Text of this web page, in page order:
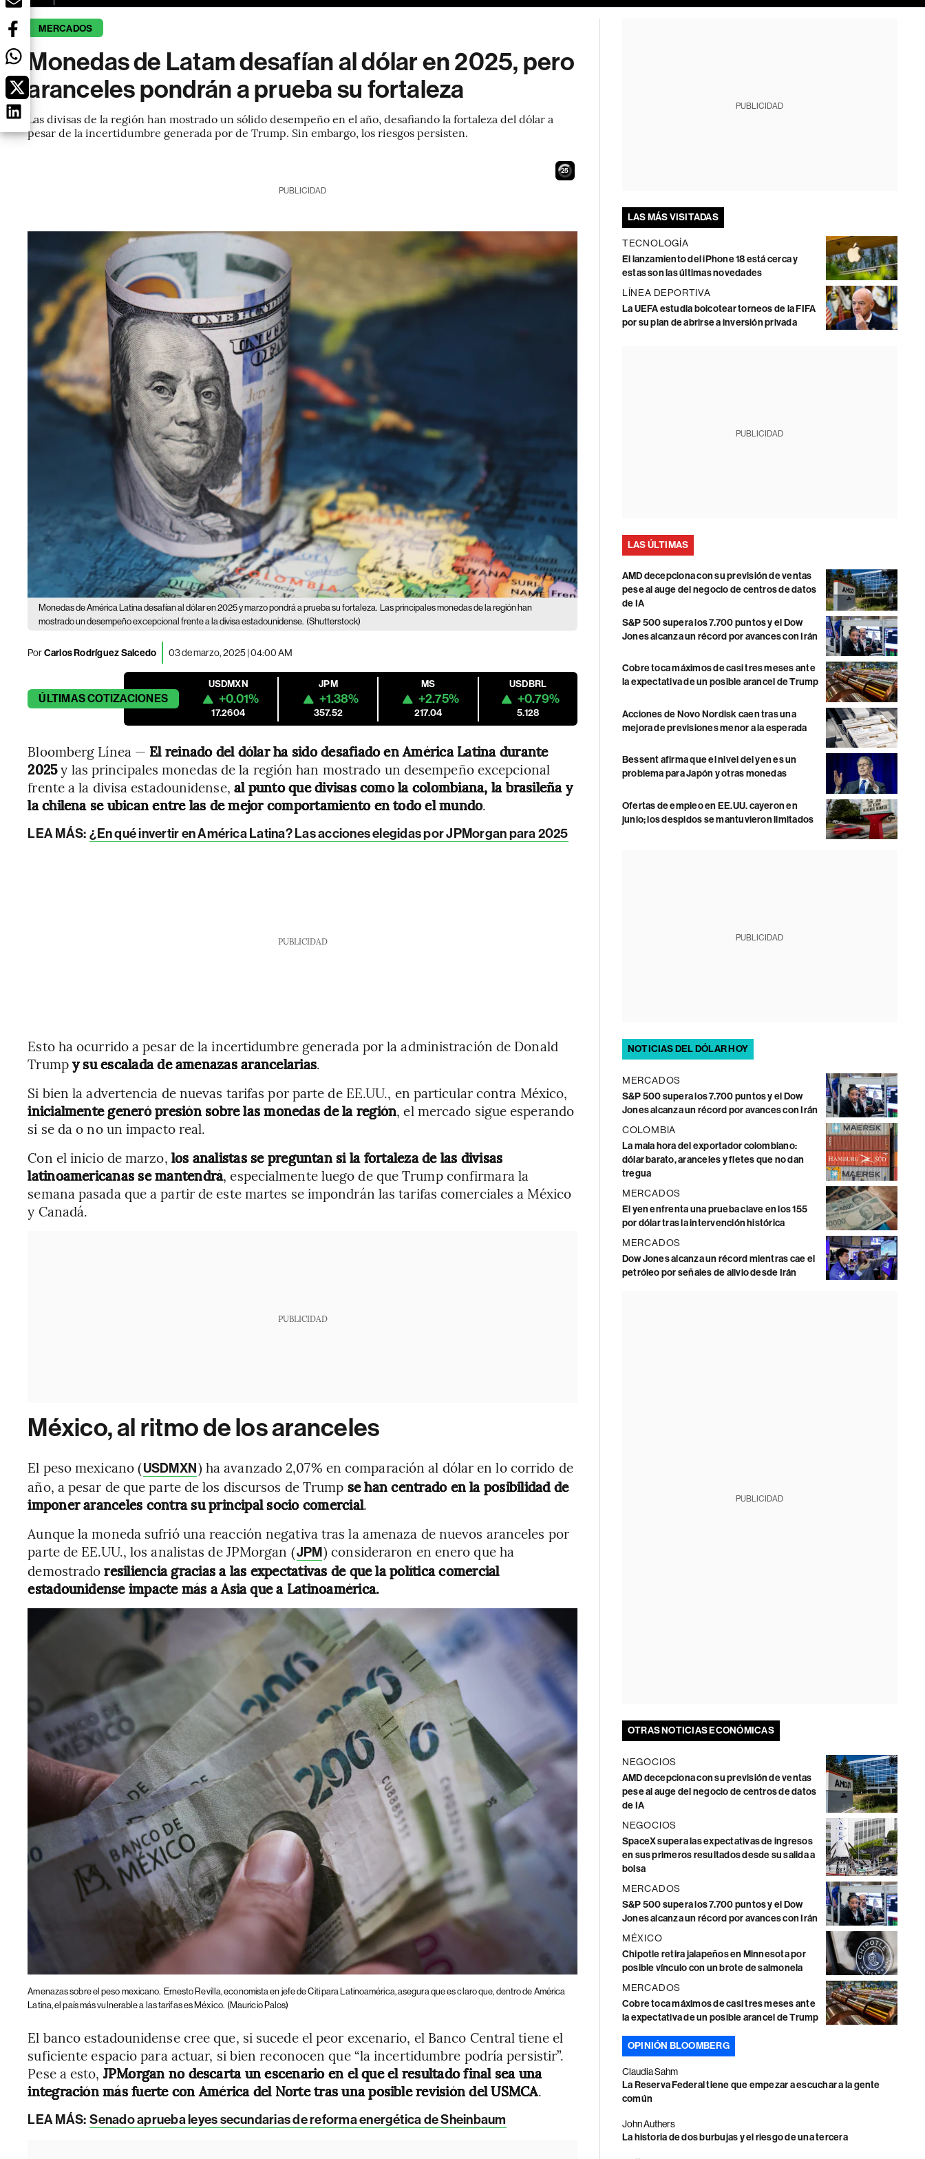
MERCADOS
Monedas de Latam desafían al dólar en 2025, pero
aranceles pondrán a prueba su fortaleza
Las divisas de la región han mostrado un sólido desempeño en el año, desafiando la fortaleza del dólar a
pesar de la incertidumbre generada por de Trump. Sin embargo, los riesgos persisten.
24
PUBLICIDAD
Monedas de América Latina desafían al dólar en 2025 y marzo pondrá a prueba su fortaleza. Las principales monedas de la región han
mostrado un desempeño excepcional frente a la divisa estadounidense. (Shutterstock)
PorCarlos Rodríguez Salcedo 03 de marzo, 2025 | 04:00 AM
ÚLTIMASCOTIZACIONES
USDMXN
+0.01%
17.2604
JPM
+1.38%
357.52
MS
+2.75%
217.04
USDBRL
+0.79%
5.128
Bloomberg Línea — El reinado del dólar ha sido desafiado en América Latina durante
2025y las principales monedas de la región han mostrado un desempeño excepcional
frente a la divisa estadounidense, al punto que divisas como la colombiana, la brasileña y
la chilena se ubican entre las de mejor comportamiento en todo el mundo.
LEA MÁS: ¿En qué invertir en América Latina? Las acciones elegidas por JPMorgan para 2025
PUBLICIDAD
Esto ha ocurrido a pesar de la incertidumbre generada por la administración de Donald
Trumpy su escalada de amenazas arancelarias.
Si bien la advertencia de nuevas tarifas por parte de EE.UU., en particular contra México,
inicialmente generó presión sobre las monedas de la región, el mercado sigue esperando
si se da o no un impacto real.
Con el inicio de marzo, los analistas se preguntan si la fortaleza de las divisas
latinoamericanas se mantendrá, especialmente luego de que Trump confirmara la
semana pasada que a partir de este martes se impondrán las tarifas comerciales a México
y Canadá.
PUBLICIDAD
México, al ritmo de los aranceles
El peso mexicano (USDMXN) ha avanzado 2,07% en comparación al dólar en lo corrido de
año, a pesar de que parte de los discursos de Trump se han centrado en la posibilidad de
imponer aranceles contra su principal socio comercial.
Aunque la moneda sufrió una reacción negativa tras la amenaza de nuevos aranceles por
parte de EE.UU., los analistas de JPMorgan (JPM) consideraron en enero que ha
demostradoresiliencia gracias a las expectativas de que la política comercial
estadounidense impacte más a Asia que a Latinoamérica​.
Amenazas sobre el peso mexicano. Ernesto Revilla, economista en jefe de Citi para Latinoamérica, asegura que es claro que, dentro de América
Latina, el país más vulnerable a las tarifas es México. (Mauricio Palos)
El banco estadounidense cree que, si sucede el peor excenario, el Banco Central tiene el
suficiente espacio para actuar, si bien reconocen que “la incertidumbre podría persistir”.
Pese a esto, JPMorgan no descarta un escenario en el que el resultado final sea una
integración más fuerte con América del Norte tras una posible revisión del USMCA.
LEA MÁS: Senado aprueba leyes secundarias de reforma energética de Sheinbaum
PUBLICIDAD
LAS MÁS VISITADAS
TECNOLOGÍA
El lanzamiento del iPhone 18 está cerca y
estas son las últimas novedades
LÍNEA DEPORTIVA
La UEFA estudia boicotear torneos de la FIFA
por su plan de abrirse a inversión privada
PUBLICIDAD
LAS ÚLTIMAS
AMD decepciona con su previsión de ventas
pese al auge del negocio de centros de datos
de IA
S&P 500 supera los 7.700 puntos y el Dow
Jones alcanza un récord por avances con Irán
Cobre toca máximos de casi tres meses ante
la expectativa de un posible arancel de Trump
Acciones de Novo Nordisk caen tras una
mejora de previsiones menor a la esperada
Bessent afirma que el nivel del yen es un
problema para Japón y otras monedas
Ofertas de empleo en EE.UU. cayeron en
junio; los despidos se mantuvieron limitados
PUBLICIDAD
NOTICIAS DEL DÓLAR HOY
MERCADOS
S&P 500 supera los 7.700 puntos y el Dow
Jones alcanza un récord por avances con Irán
COLOMBIA
La mala hora del exportador colombiano:
dólar barato, aranceles y fletes que no dan
tregua
MERCADOS
El yen enfrenta una prueba clave en los 155
por dólar tras la intervención histórica
MERCADOS
Dow Jones alcanza un récord mientras cae el
petróleo por señales de alivio desde Irán
PUBLICIDAD
OTRAS NOTICIAS ECONÓMICAS
NEGOCIOS
AMD decepciona con su previsión de ventas
pese al auge del negocio de centros de datos
de IA
NEGOCIOS
SpaceX supera las expectativas de ingresos
en sus primeros resultados desde su salida a
bolsa
MERCADOS
S&P 500 supera los 7.700 puntos y el Dow
Jones alcanza un récord por avances con Irán
MÉXICO
Chipotle retira jalapeños en Minnesota por
posible vínculo con un brote de salmonela
MERCADOS
Cobre toca máximos de casi tres meses ante
la expectativa de un posible arancel de Trump
OPINIÓN BLOOMBERG
Claudia Sahm
La Reserva Federal tiene que empezar a escuchar a la gente
común
John Authers
La historia de dos burbujas y el riesgo de una tercera